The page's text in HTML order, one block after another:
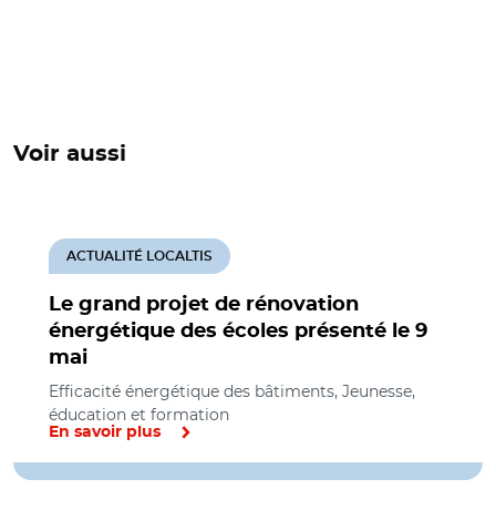
Voir aussi
Le grand projet de rénovation
énergétique des écoles présenté le 9
mai
ACTUALITÉ LOCALTIS
Efficacité énergétique des bâtiments, Jeunesse,
éducation et formation
En savoir plus